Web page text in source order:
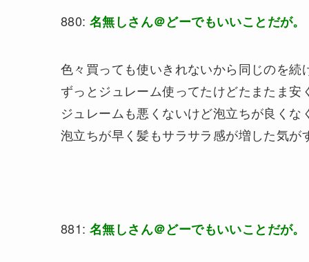
880: 名無しさん＠どーでもいいことだが。
色々買っても使いきれないから同じのを続
ずっとジュレーム使ってたけどたまたま
ジュレームも悪くないけど泡立ちが良く
泡立ちが早く髪もサラサラ感が増した気が
881: 名無しさん＠どーでもいいことだが。